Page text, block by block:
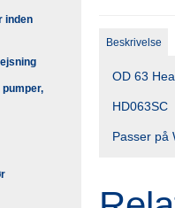
inden
Beskrivelse
OD 63
HD063SC
Passer på